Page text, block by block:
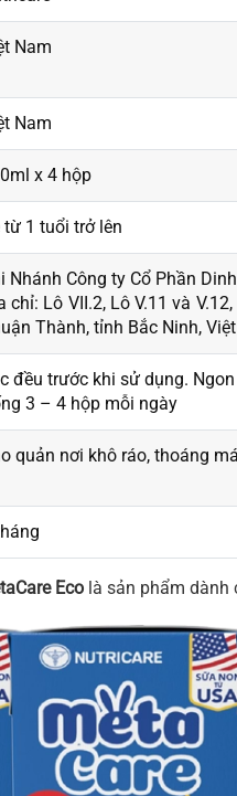
Nam
Nam
x 4 hộp
từ 1 tuổi trở lên
Nhánh Công ty Cổ Phần
chỉ: Lô VII.2, Lô V.11 và
Thành, tỉnh Bắc Ninh,
đều trước khi sử dụng.
3 – 4 hộp mỗi ngày
quản nơi khô ráo, thoáng
Eco là sản phẩm dành